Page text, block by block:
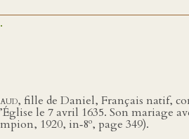
, fille de Daniel, Français natif,
le 7 avril 1635. Son mariage
1920, in‑8o, page 349).